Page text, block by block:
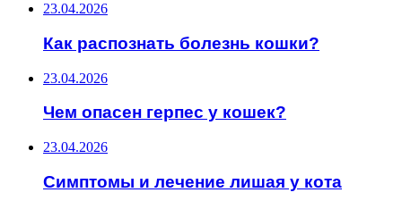
23.04.2026
Как распознать болезнь кошки?
23.04.2026
Чем опасен герпес у кошек?
23.04.2026
Симптомы и лечение лишая у кота